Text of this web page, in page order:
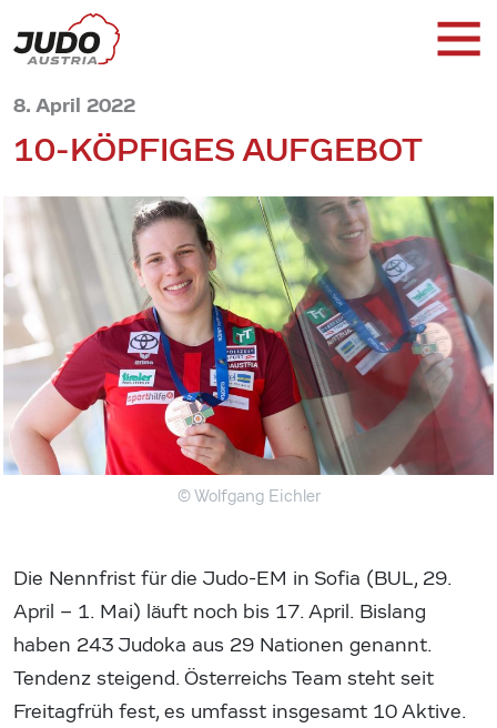
8. April 2022
10-KÖPFIGES AUFGEBOT
© Wolfgang Eichler
Die Nennfrist für die Judo-EM in Sofia (BUL, 29.
April – 1. Mai) läuft noch bis 17. April. Bislang
haben 243 Judoka aus 29 Nationen genannt.
Tendenz steigend. Österreichs Team steht seit
Freitagfrüh fest, es umfasst insgesamt 10 Aktive.